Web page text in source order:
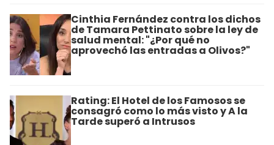
Cinthia Fernández contra los dichos
de Tamara Pettinato sobre la ley de
salud mental: "¿Por qué no
aprovechó las entradas a Olivos?"
Rating: El Hotel de los Famosos se
consagró como lo más visto y A la
Tarde superó a Intrusos